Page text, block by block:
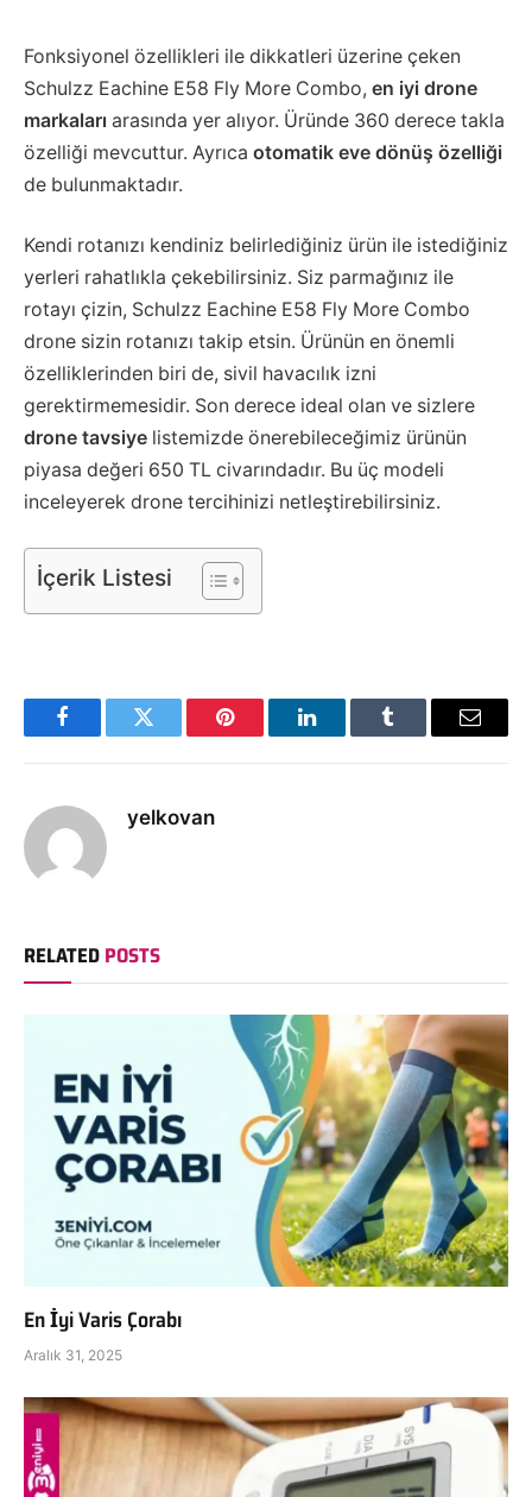
Fonksiyonel özellikleri ile dikkatleri üzerine çeken
Schulzz Eachine E58 Fly More Combo, en iyi drone
markaları arasında yer alıyor. Üründe 360 derece takla
özelliği mevcuttur. Ayrıca otomatik eve dönüş özelliği
de bulunmaktadır.
Kendi rotanızı kendiniz belirlediğiniz ürün ile istediğiniz
yerleri rahatlıkla çekebilirsiniz. Siz parmağınız ile
rotayı çizin, Schulzz Eachine E58 Fly More Combo
drone sizin rotanızı takip etsin. Ürünün en önemli
özelliklerinden biri de, sivil havacılık izni
gerektirmemesidir. Son derece ideal olan ve sizlere
drone tavsiye listemizde önerebileceğimiz ürünün
piyasa değeri 650 TL civarındadır. Bu üç modeli
inceleyerek drone tercihinizi netleştirebilirsiniz.
İçerik Listesi
FacebookTwitter Pinterest LinkedInTumblr Email
yelkovan
RELATEDPOSTS
En İyi Varis Çorabı
Aralık 31, 2025